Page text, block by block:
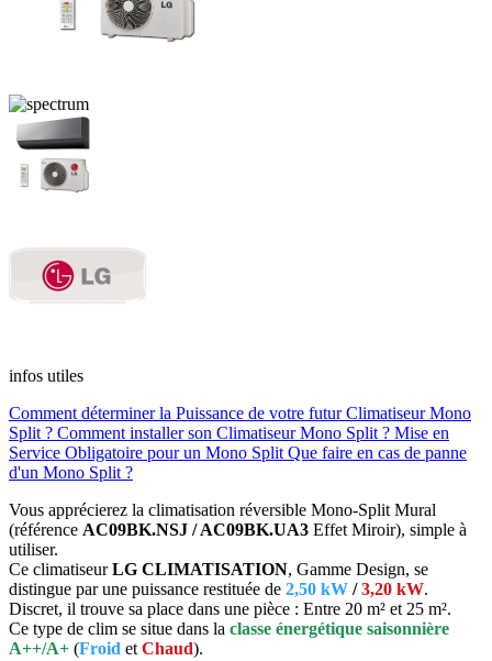
infos utiles
Comment déterminer la Puissance de votre futur Climatiseur Mono
Split ? Comment installer son Climatiseur Mono Split ? Mise en
Service Obligatoire pour un Mono Split Que faire en cas de panne
d'un Mono Split ?
Vous apprécierez la climatisation réversible Mono-Split Mural
(référence AC09BK.NSJ / AC09BK.UA3 Effet Miroir), simple à
utiliser.
Ce climatiseurLG CLIMATISATION, Gamme Design, se
distingue par une puissance restituée de 2,50 kW /3,20 kW.
Discret, il trouve sa place dans une pièce : Entre 20 m² et 25 m².
Ce type de clim se situe dans la classe énergétique saisonnière
A++/A+ (Froid et Chaud).